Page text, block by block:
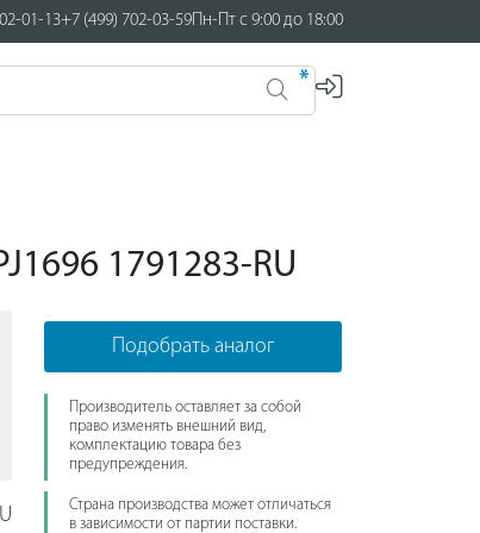
01-13+7 (499) 702-03-59Пн-Пт с 9:00 до 18:00
*
1791283-RU
Подобрать аналог
Производитель оставляет за собой
право изменять внешний вид,
комплектацию товара без
предупреждения.
Страна производства может отличаться
в зависимости от партии поставки.